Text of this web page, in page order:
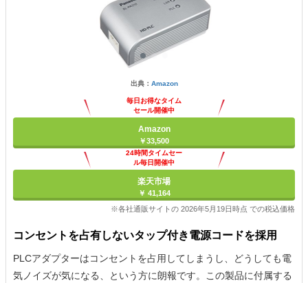
出典： Amazon
毎日お得なタイム
セール開催中
Amazon
￥33,500
24時間タイムセー
ル毎日開催中
楽天市場
￥ 41,164
※各社通販サイトの 2026年5月19日時点 での税込価格
コンセントを占有しないタップ付き電源コードを採用
PLCアダプターはコンセントを占用してしまうし、どうしても電
気ノイズが気になる、という方に朗報です。この製品に付属する